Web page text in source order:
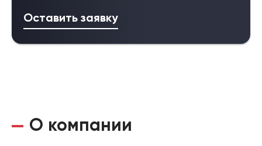
Оставить заявку
О компании